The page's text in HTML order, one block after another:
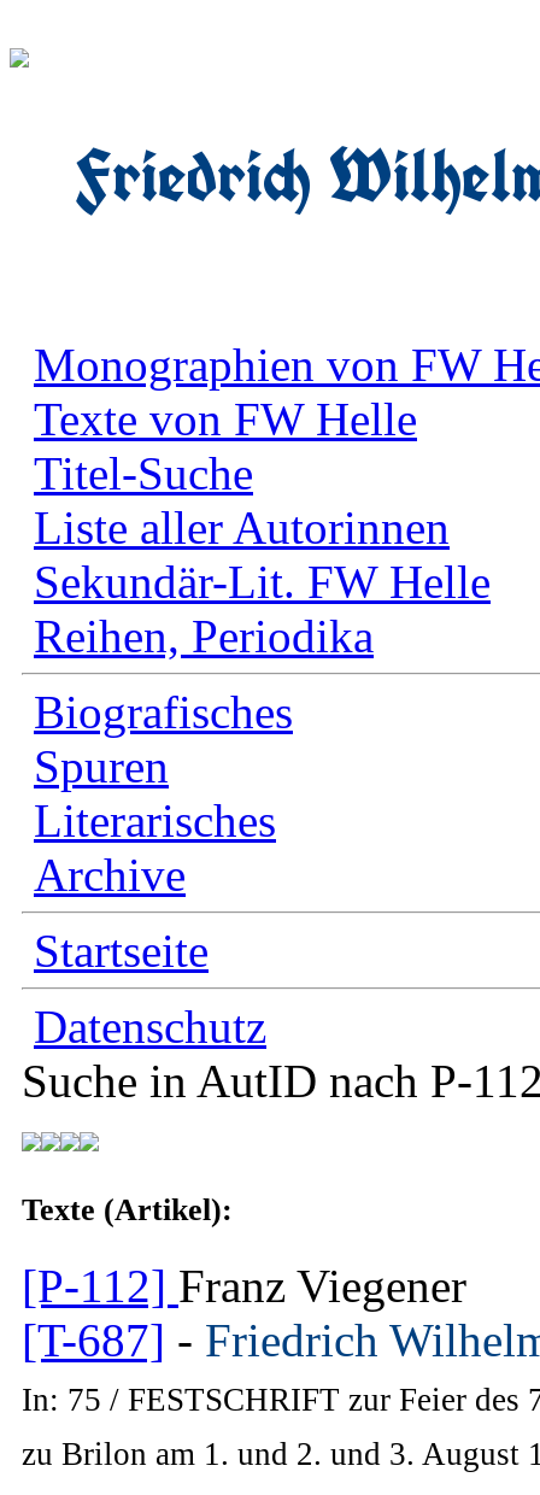
Friedrich
Monographien von FW
Texte von FW Helle
Titel-Suche
Liste aller Autorinnen
Sekundär-Lit. FW Helle
Reihen, Periodika
Biografisches
Spuren
Literarisches
Archive
Startseite
Datenschutz
Suche in AutID nach P-
Texte (Artikel):
[P-112] Franz Viegener
[T-687] - Friedrich
In: 75 / FESTSCHRIFT zur Feier des
zu Brilon am 1. und 2. und 3. August